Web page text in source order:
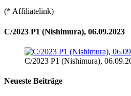
(* Affiliatelink)
C/2023 P1 (Nishimura), 06.09.2023
C/2023 P1 (Nishimura),
Neueste Beiträge